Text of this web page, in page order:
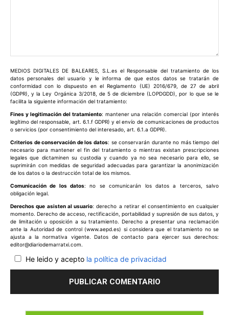
MEDIOS DIGITALES DE BALEARES, S.L.es el Responsable del tratamiento de los
datos personales del usuario y le informa de que estos datos se tratarán de
conformidad con lo dispuesto en el Reglamento (UE) 2016/679, de 27 de abril
(GDPR), y la Ley Orgánica 3/2018, de 5 de diciembre (LOPDGDD), por lo que se le
facilita la siguiente información del tratamiento:
Fines y legitimación del tratamiento: mantener una relación comercial (por interés
legítimo del responsable, art. 6.1.f GDPR) y el envío de comunicaciones de productos
o servicios (por consentimiento del interesado, art. 6.1.a GDPR).
Criterios de conservación de los datos: se conservarán durante no más tiempo del
necesario para mantener el fin del tratamiento o mientras existan prescripciones
legales que dictaminen su custodia y cuando ya no sea necesario para ello, se
suprimirán con medidas de seguridad adecuadas para garantizar la anonimización
de los datos o la destrucción total de los mismos.
Comunicación de los datos: no se comunicarán los datos a terceros, salvo
obligación legal.
Derechos que asisten al usuario: derecho a retirar el consentimiento en cualquier
momento. Derecho de acceso, rectificación, portabilidad y supresión de sus datos, y
de limitación u oposición a su tratamiento. Derecho a presentar una reclamación
ante la Autoridad de control (www.aepd.es) si considera que el tratamiento no se
ajusta a la normativa vigente. Datos de contacto para ejercer sus derechos:
editor@diariodemarratxi.com.
He leido y acepto la política de privacidad